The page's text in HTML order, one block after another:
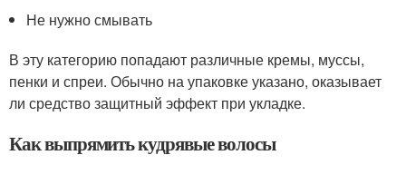
Не нужно смывать
В эту категорию попадают различные кремы, муссы,
пенки и спреи. Обычно на упаковке указано, оказывает
ли средство защитный эффект при укладке.
Как выпрямить кудрявые волосы